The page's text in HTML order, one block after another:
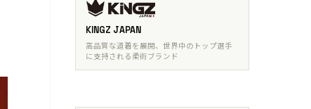
KINGZ JAPAN
高品質な道着を展開、世界中のトップ選手
に支持される柔術ブランド